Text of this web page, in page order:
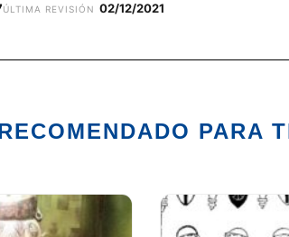
ÚLTIMA REVISIÓN 02/12/2021
PARA